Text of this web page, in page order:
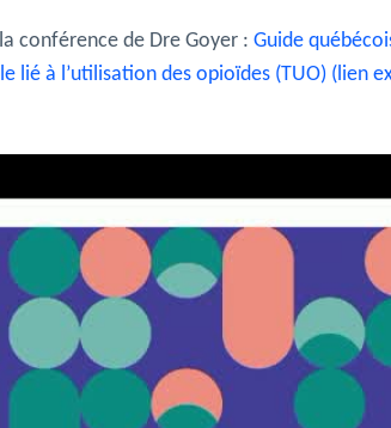
conférence de Dre Goyer : Guide
lié à l’utilisation des opioïdes (TUO) (lien